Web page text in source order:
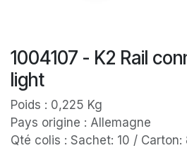
1004107 - K2 Rail
light
Poids : 0,225 Kg
Pays origine : Allemagne
Qté colis : Sachet: 10 /